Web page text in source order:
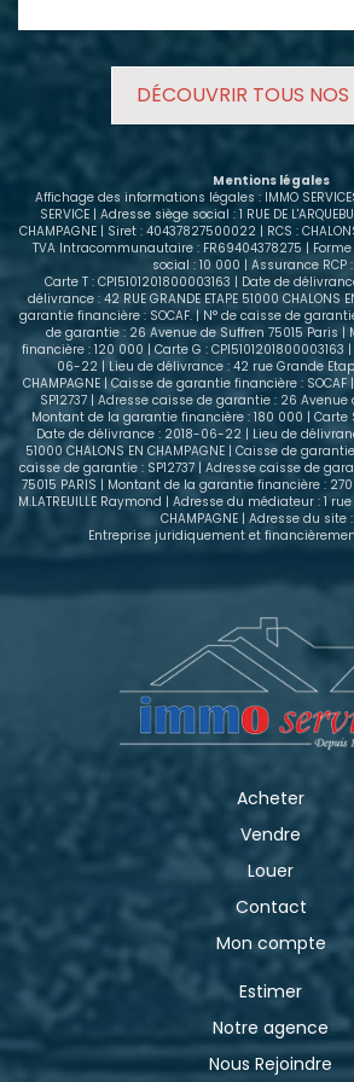
compose : - D'une entrée avec
D'une salle de bains avec WC. Les charges annuelles
de copropriété incluent le
l'entretien. Environ 78 % de ces
reste à charge pour le propriétaire
gestion de ce bien. Contactez-nous pour obtenir
plus d'informations ou programmer
vous accompagnerons avec plaisir
projet d'investissement.
DÉCOUVRIR TOUS NOS
Mentions légales
Affichage des informations légales : IMMO
SERVICE | Adresse siège social : 1 RUE DE
CHAMPAGNE | Siret : 40437827500022 | RCS :
TVA Intracommunautaire : FR69404378275 |
social : 10 000 | Assurance RCP :
Carte T : CPI5101201800003163 | Date de
délivrance : 42 RUE GRANDE ETAPE 51000 CHALONS
garantie financière : SOCAF. | N° de caisse de
de garantie : 26 Avenue de Suffren 75015 Paris
financière : 120 000 | Carte G :
06-22 | Lieu de délivrance : 42 rue Grande
CHAMPAGNE | Caisse de garantie financière :
SP12737 | Adresse caisse de garantie : 26 Avenue
Montant de la garantie financière : 180 000 | Carte S
Date de délivrance : 2018-06-22 | Lieu de
51000 CHALONS EN CHAMPAGNE | Caisse de
caisse de garantie : SP12737 | Adresse caisse de
75015 PARIS | Montant de la garantie financière :
M.LATREUILLE Raymond | Adresse du médiateur : 1
CHAMPAGNE | Adresse du site
Entreprise juridiquement et
Acheter
Vendre
Louer
Contact
Mon compte
Estimer
Notre agence
Nous Rejoindre